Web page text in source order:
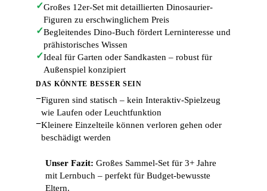
✓Großes 12er-Set mit detaillierten Dinosaurier-
Figuren zu erschwinglichem Preis
✓Begleitendes Dino-Buch fördert Lerninteresse und
prähistorisches Wissen
✓Ideal für Garten oder Sandkasten – robust für
Außenspiel konzipiert
DAS KÖNNTE BESSER SEIN
−Figuren sind statisch – kein Interaktiv-Spielzeug
wie Laufen oder Leuchtfunktion
−Kleinere Einzelteile können verloren gehen oder
beschädigt werden
Unser Fazit: Großes Sammel-Set für 3+ Jahre
mit Lernbuch – perfekt für Budget-bewusste
Eltern.